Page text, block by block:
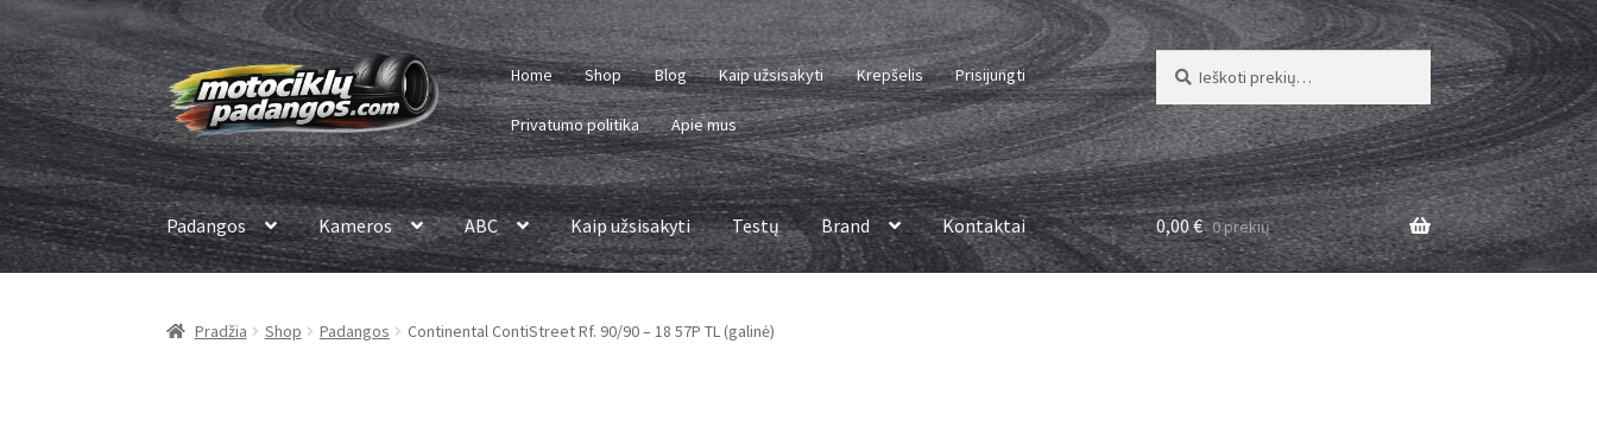
Pereiti
prie
meniu
Pereiti
prie
turinio
Home Shop Blog Kaip užsisakyti Krepšelis Prisijungti
Privatumo politika Apie mus
Ieškoti:
Ieškoti
Padangos Kameros ABC Kaip užsisakyti Testų Brand Kontaktai 0,00€ 0 prekių
Pradžia Shop Padangos Continental ContiStreet Rf. 90/90 – 18 57P TL (galinė)